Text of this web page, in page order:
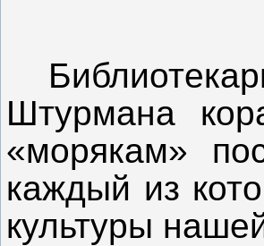
Штурмана
«морякам»
каждый из
культуры